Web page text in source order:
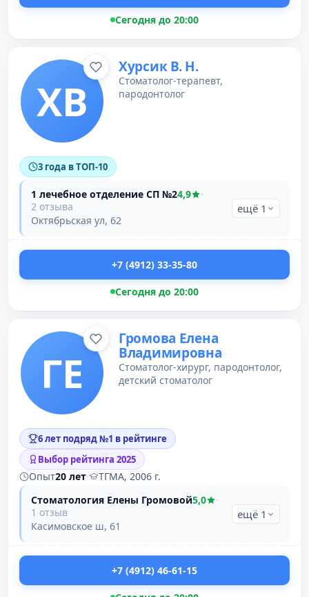
Сегодня до 20:00
ХВ
Хурсик В. Н.
Стоматолог-терапевт,
пародонтолог
3 года в ТОП-10
1 лечебное отделение СП №24,9
·
2 отзыва
Октябрьская ул, 62
ещё 1
+7 (4912) 33-35-80
Сегодня до 20:00
ГЕ
Громова Елена
Владимировна
Стоматолог-хирург, пародонтолог,
детский стоматолог
6 лет подряд №1 в рейтинге
Выбор рейтинга 2025
Опыт20 лет·
ТГМА, 2006 г.
Стоматология Елены Громовой5,0
·
1 отзыв
Касимовское ш, 61
ещё 1
+7 (4912) 46-61-15